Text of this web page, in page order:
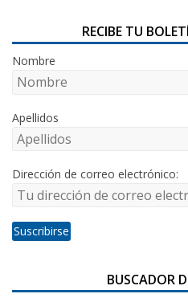
RECIBE TU
Nombre
Apellidos
Dirección de correo electrónico:
BUSCADOR